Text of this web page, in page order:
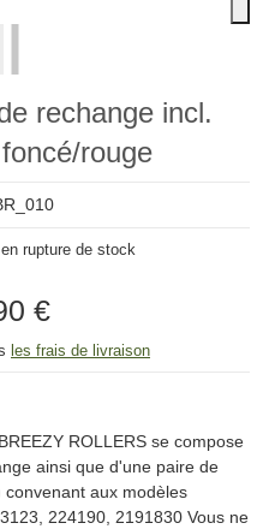
rechange incl.
rouge
rupture de stock
€
les frais de livraison
ROLLERS se compose
ainsi que d'une paire de
aux modèles
224190, 2191830 Vous ne